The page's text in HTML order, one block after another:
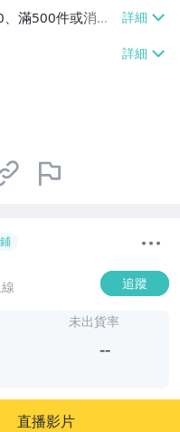
滿500件或消費
追蹤
未出貨率
--
直播影片